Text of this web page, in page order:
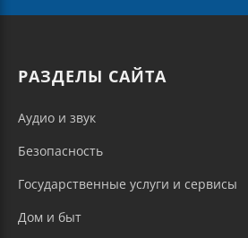
РАЗДЕЛЫ САЙТА
Аудио и звук
Безопасность
Государственные услуги и сервисы
Дом и быт